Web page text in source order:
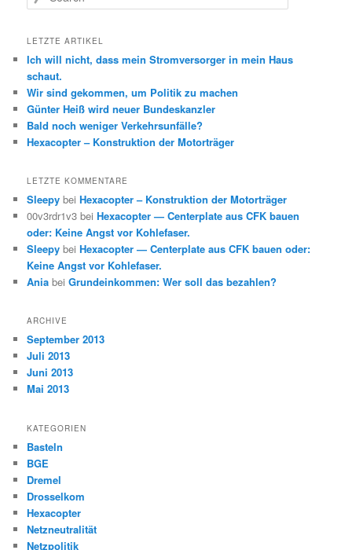
LETZTE ARTIKEL
Ich will nicht, dass mein Stromversorger in mein Haus
schaut.
Wir sind gekommen, um Politik zu machen
Günter Heiß wird neuer Bundeskanzler
Bald noch weniger Verkehrsunfälle?
Hexacopter – Konstruktion der Motorträger
LETZTE KOMMENTARE
Sleepy beiHexacopter – Konstruktion der Motorträger
00v3rdr1v3 beiHexacopter — Centerplate aus CFK bauen
oder: Keine Angst vor Kohlefaser.
Sleepy beiHexacopter — Centerplate aus CFK bauen oder:
Keine Angst vor Kohlefaser.
Ania beiGrundeinkommen: Wer soll das bezahlen?
ARCHIVE
September 2013
Juli 2013
Juni 2013
Mai 2013
KATEGORIEN
Basteln
BGE
Dremel
Drosselkom
Hexacopter
Netzneutralität
Netzpolitik